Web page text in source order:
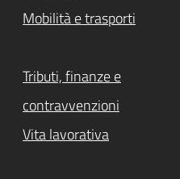
Mobilità e trasporti
Tributi, finanze e
contravvenzioni
Vita lavorativa